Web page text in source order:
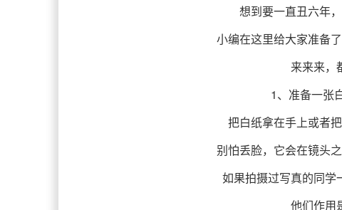
想到要一直丑六年
小编在这里给大家准备
来来来，
1、准备一张
把白纸拿在手上或者
别怕丢脸，它会在镜头
如果拍摄过写真的同学
他们作用